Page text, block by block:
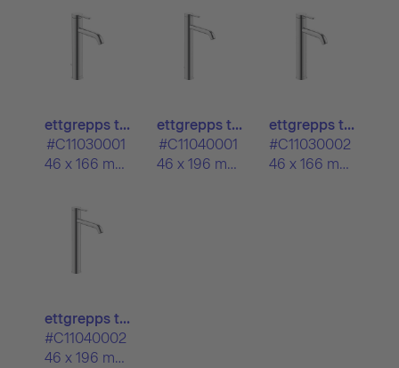
ettgrepps t...
#C11030001
46 x 166 mm
ettgrepps t...
#C11040001
46 x 196 mm
ettgrepps t...
#C11030002
46 x 166 mm
ettgrepps t...
#C11040002
46 x 196 mm